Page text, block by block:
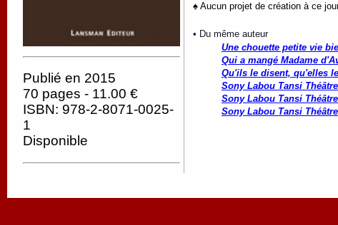
Publié en 2015
70 pages - 11.00 €
ISBN: 978-2-8071-0025-
1
Disponible
♠ Aucun projet de création à ce
• Du même auteur
Une chouette petite vie
Qui a mangé Madame
Qu'ils le disent, qu'elles
Sony Labou Tansi
Sony Labou Tansi
Sony Labou Tansi